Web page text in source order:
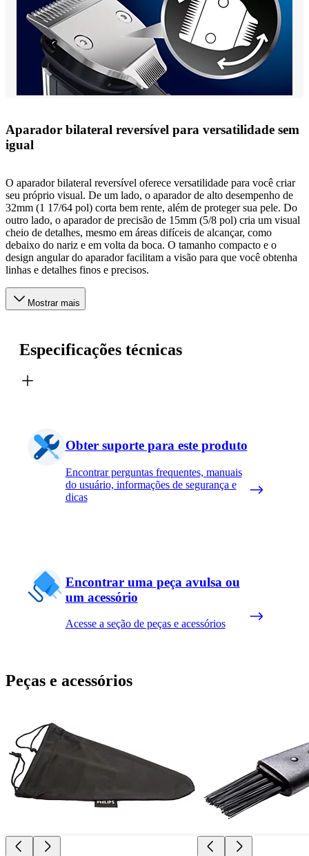
Aparador bilateral reversível para versatilidade sem
igual
O aparador bilateral reversível oferece versatilidade para você criar
seu próprio visual. De um lado, o aparador de alto desempenho de
32mm (1 17/64 pol) corta bem rente, além de proteger sua pele. Do
outro lado, o aparador de precisão de 15mm (5/8 pol) cria um visual
cheio de detalhes, mesmo em áreas difíceis de alcançar, como
debaixo do nariz e em volta da boca. O tamanho compacto e o
design angular do aparador facilitam a visão para que você obtenha
linhas e detalhes finos e precisos.
Mostrar mais
Especificações técnicas
Obter suporte para este produto
Encontrar perguntas frequentes, manuais
do usuário, informações de segurança e
dicas
Encontrar uma peça avulsa ou
um acessório
Acesse a seção de peças e acessórios
Peças e acessórios